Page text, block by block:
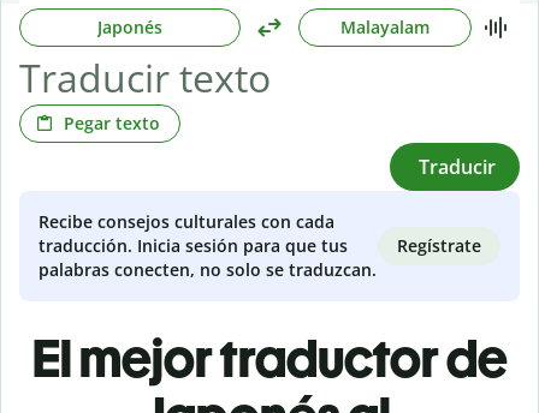
Japonés Malayalam
Pegar texto
Traducir
Recibe consejos culturales con cada
traducción. Inicia sesión para que tus
palabras conecten, no solo se traduzcan.
Regístrate
El mejor traductor de